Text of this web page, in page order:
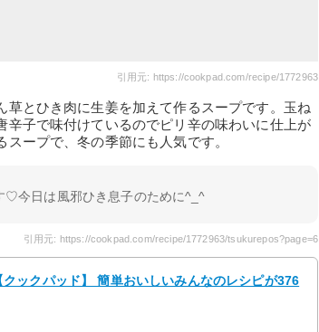
引用元: https://cookpad.com/recipe/1772963
とひき肉に生姜を加えて作るスープです。玉ね
子で味付けているのでピリ辛の味わいに仕上が
ープで、冬の季節にも人気です。
♡今日は風邪ひき息子のために^_^
引用元: https://cookpad.com/recipe/1772963/tsukurepos?page=6
ックパッド】 簡単おいしいみんなのレシピが376